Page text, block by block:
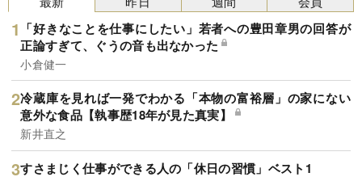
「好きなことを仕事にしたい」若者への豊田章男の回答が
正論すぎて、ぐうの音も出なかった
小倉健一
冷蔵庫を見れば一発でわかる「本物の富裕層」の家にない
意外な食品【執事歴18年が見た真実】
新井直之
すさまじく仕事ができる人の「休日の習慣」ベスト1